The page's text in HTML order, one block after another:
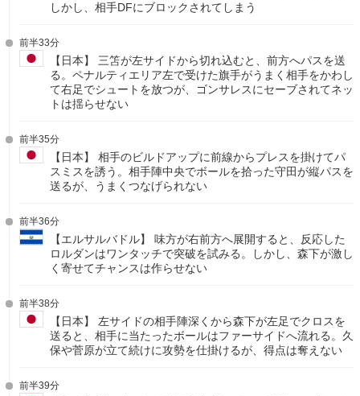
しかし、相手DFにブロックされてしまう
前半33分
【日本】 三笘が左サイドから切れ込むと、前方へパスを送
る。ペナルティエリア左で受けた旗手がうまく相手をかわし
て右足でシュートを放つが、ゴンサレスにセーブされてネッ
トは揺らせない
前半35分
【日本】 相手のビルドアップに前線からプレスを掛けてパ
スミスを誘う。相手陣中央でボールを拾った守田が縦パスを
送るが、うまくつなげられない
前半36分
【エルサルバドル】 味方が右前方へ展開すると、反応した
ロルダンはワンタッチで突破を試みる。しかし、森下が激し
く寄せてチャンスは作らせない
前半38分
【日本】 左サイドの相手陣深くから森下が左足でクロスを
送ると、相手に当たったボールはファーサイドへ流れる。久
保や菅原が立て続けに攻勢を仕掛けるが、得点は奪えない
前半39分